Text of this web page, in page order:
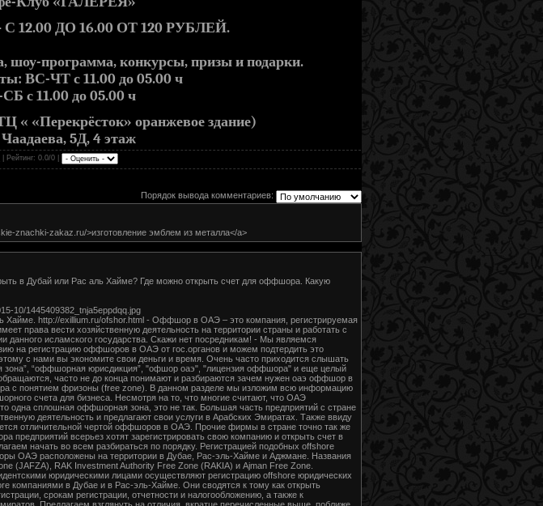
12.00 ДО 16.00 ОТ 120 РУБЛЕЙ.
шоу-программа, конкурсы, призы и подарки.
ВС-ЧТ с 11.00 до 05.00 ч
с 11.00 до 05.00 ч
« «Перекрёсток» оранжевое здание)
5Д, 4 этаж
Рейтинг: 0.0/0 |
Порядок вывода комментариев:
znachki-zakaz.ru/>изготовление эмблем из металла</a>
в Дубай или Рас аль Хайме? Где можно открыть счет для оффшора. Какую
10/1445409382_tnja5eppdqq.jpg
http://exillium.ru/ofshor.html - Оффшор в ОАЭ – это компания, регистрируемая
права вести хозяйственную деятельность на территории страны и работать с
данного исламского государства. Скажи нет посредникам! - Мы являемся
на регистрацию оффшоров в ОАЭ от гос.органов и можем подтердить это
с нами вы экономите свои деньги и время. Очень часто приходится слышать
“оффшорная юрисдикция”, "офшор оаэ", "лицензия оффшора" и еще целый
часто не до конца понимают и разбираются зачем нужен оаэ оффшор в
с понятием фризоны (free zone). В данном разделе мы изложим всю информацию
счета для бизнеса. Несмотря на то, что многие считают, что ОАЭ
одна сплошная оффшорная зона, это не так. Большая часть предприятий с стране
деятельность и предлагают свои услуги в Арабских Эмиратах. Также ввиду
отличительной чертой оффшоров в ОАЭ. Прочие фирмы в стране точно так же
предприятий всерьез хотят зарегистрировать свою компанию и открыть счет в
начать во всем разбираться по порядку. Регистрацией подобных offshore
ОАЭ расположены на территории в Дубае, Рас-эль-Хайме и Аджмане. Названия
(JAFZA), RAK Investment Authority Free Zone (RAKIA) и Ajman Free Zone.
юридическими лицами осуществляют регистрацию offshore юридических
компаниями в Дубае и в Рас-эль-Хайме. Они сводятся к тому как открыть
срокам регистрации, отчетности и налогообложению, а также к